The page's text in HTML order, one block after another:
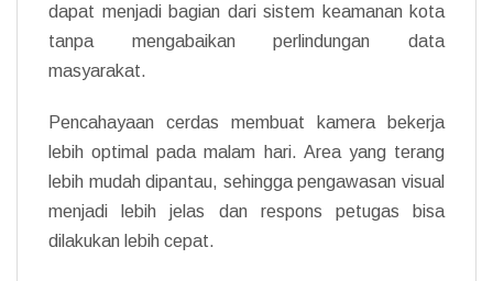
dapat menjadi bagian dari sistem keamanan kota
tanpa mengabaikan perlindungan data
masyarakat.
Pencahayaan cerdas membuat kamera bekerja
lebih optimal pada malam hari. Area yang terang
lebih mudah dipantau, sehingga pengawasan visual
menjadi lebih jelas dan respons petugas bisa
dilakukan lebih cepat.